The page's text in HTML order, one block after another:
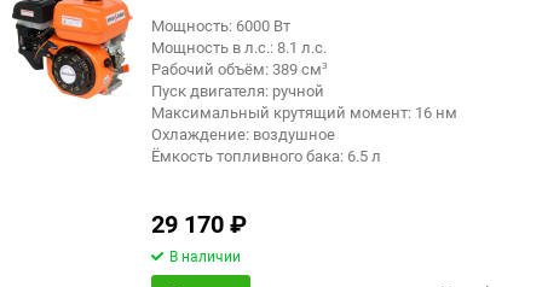
Мощность: 6000 Вт
Мощность в л.с.: 8.1 л.с.
Рабочий объём: 389 см³
Пуск двигателя: ручной
Максимальный крутящий момент: 16 нм
Охлаждение: воздушное
Ёмкость топливного бака: 6.5 л
29 170₽
В наличии